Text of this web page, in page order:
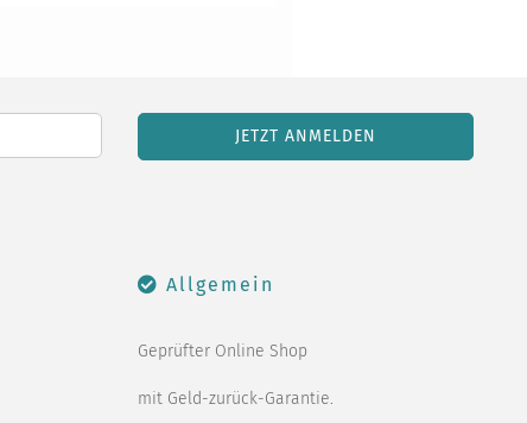
Allgemein
Geprüfter Online Shop
mit Geld-zurück-Garantie.